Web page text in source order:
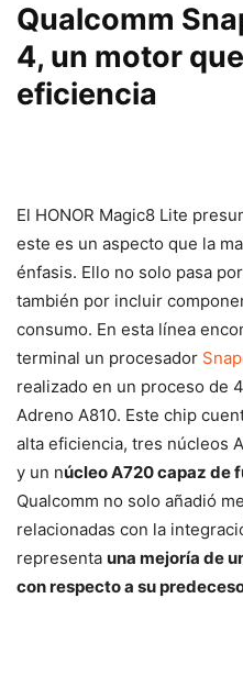
Qualcomm
4, un motor
eficiencia
El HONOR Magic8 Lite
este es un aspecto que la
énfasis. Ello no solo pasa
también por incluir
consumo. En esta línea
terminal un procesador
realizado en un proceso de
Adreno A810. Este chip
alta eficiencia, tres núcleos
y un núcleo A720 capaz de
Qualcomm no solo añadió
relacionadas con la
representa una mejoría de
con respecto a su